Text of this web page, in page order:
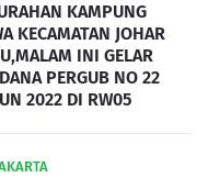
KAMPUNG
KECAMATAN JOHAR
INI GELAR
PERGUB NO 22
2022 DI RW05